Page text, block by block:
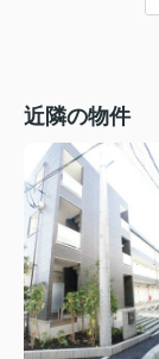
近隣の物件